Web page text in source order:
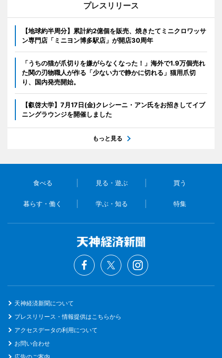
プレスリリース
【地球約半周分】累計約2億個を販売、焼きたてミニクロワッサ
ン専門店「ミニヨン博多駅店」が開店30周年
「うちの猫が爪切りを嫌がらなくなった！」海外で1.9万個売れ
た関の刃物職人が作る「少ない力で静かに切れる」猫用爪切
り、国内発売開始。
【叡啓大学】7月17日(金)クレシーニ・アン氏をお招きしてイブ
ニングラウンジを開催しました
もっと見る
食べる 見る・遊ぶ 買う
暮らす・働く 学ぶ・知る 特集
天神経済新聞について
プレスリリース・情報提供はこちらから
アクセスデータの利用について
お問い合わせ